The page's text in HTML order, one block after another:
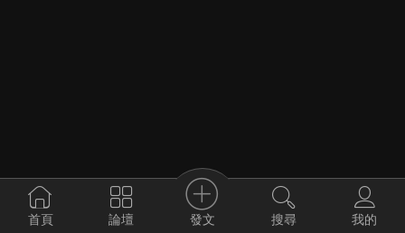
首頁 論壇 發文 搜尋 我的